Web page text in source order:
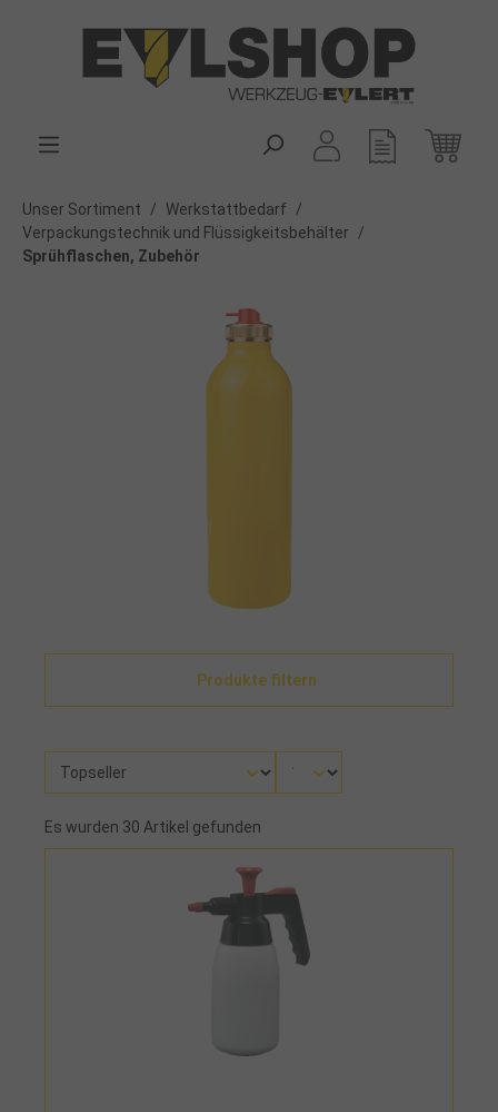
Unser Sortiment / Werkstattbedarf /
Verpackungstechnik und Flüssigkeitsbehälter
/
Sprühflaschen, Zubehör
Produkte filtern
Es wurden 30 Artikel gefunden